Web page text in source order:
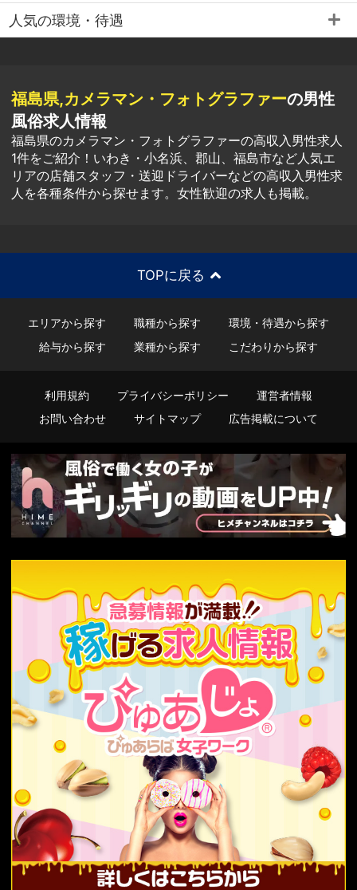
人気の環境・待遇
福島県,カメラマン・フォトグラファーの男性
風俗求人情報
福島県のカメラマン・フォトグラファーの高収入男性求人
1件をご紹介！いわき・小名浜、郡山、福島市など人気エ
リアの店舗スタッフ・送迎ドライバーなどの高収入男性求
人を各種条件から探せます。女性歓迎の求人も掲載。
TOPに戻る
エリアから探す 職種から探す
環境・待遇から探す
給与から探す
業種から探す こだわりから探す
利用規約 プライバシーポリシー
運営者情報
お問い合わせ
サイトマップ 広告掲載について